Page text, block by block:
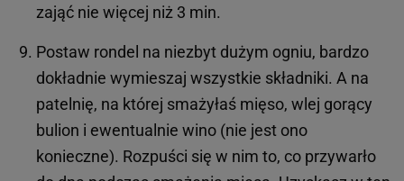
zająć nie więcej niż 3 min.
Postaw rondel na niezbyt dużym ogniu, bardzo
dokładnie wymieszaj wszystkie składniki. A na
patelnię, na której smażyłaś mięso, wlej gorący
bulion i ewentualnie wino (nie jest ono
konieczne). Rozpuści się w nim to, co przywarło